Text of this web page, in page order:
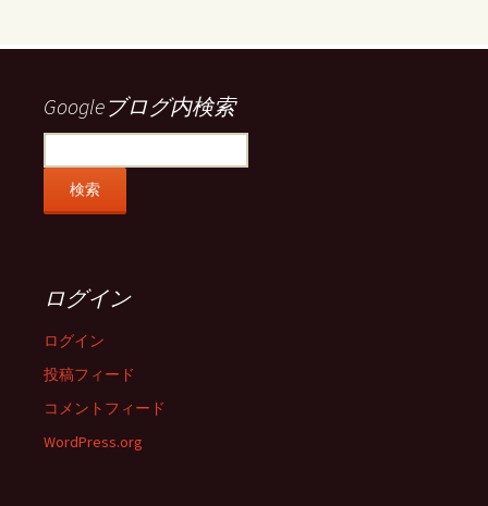
示
Googleブログ内検索
ログイン
ログイン
投稿フィード
コメントフィード
WordPress.org